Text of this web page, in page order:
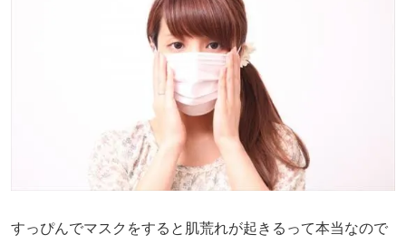
すっぴんでマスクをすると肌荒れが起きるって本当なので